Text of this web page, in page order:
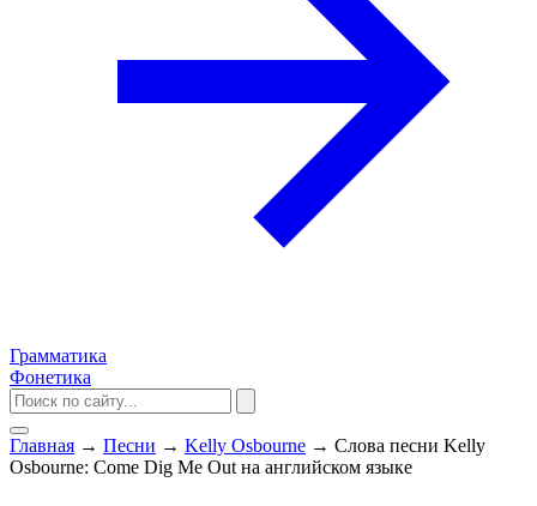
Грамматика
Фонетика
Главная → Песни → Kelly Osbourne → Слова песни Kelly
Osbourne: Come Dig Me Out на английском языке